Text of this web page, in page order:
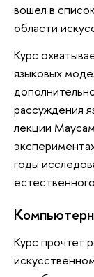
вошел в
области
Курс
языковых
рассуждения
лекции
годы
Курс прочтет